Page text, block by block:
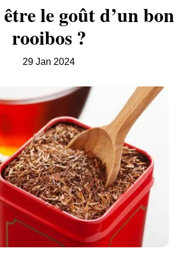
le goût d’un bon
rooibos ?
29 Jan 2024